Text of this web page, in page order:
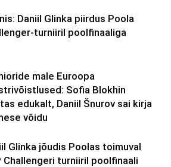
Daniil Glinka piirdus Poola
turniiril poolfinaaliga
male Euroopa
Sofia Blokhin
edukalt, Daniil Šnurov sai kirja
võidu
Glinka jõudis Poolas toimuval
Challengeri turniiril poolfinaali